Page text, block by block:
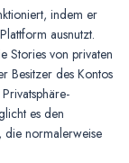
indem er
ausnutzt.
Stories von privaten
Besitzer des Kontos
es den
die normalerweise